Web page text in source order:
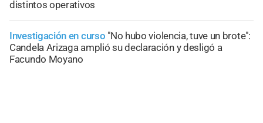
distintos operativos
Investigación en curso "No hubo violencia, tuve un brote":
Candela Arizaga amplió su declaración y desligó a
Facundo Moyano